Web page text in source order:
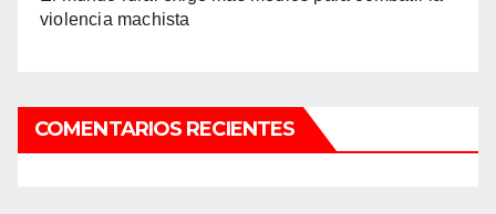
violencia machista
COMENTARIOS RECIENTES